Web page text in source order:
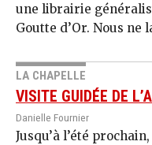
une librairie
Goutte d’Or. Nous
LA CHAPELLE
VISITE GUIDÉE DE
Danielle Fournier
Jusqu’à l’été